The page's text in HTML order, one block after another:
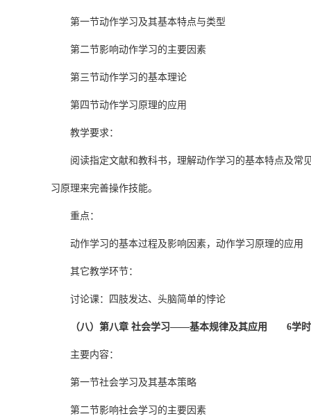
第一节动作学习及其基本特点与类型
第二节影响动作学习的主要因素
第三节动作学习的基本理论
第四节动作学习原理的应用
教学要求：
阅读指定文献和教科书，理解动作学习的基本特点及
习原理来完善操作技能。
重点：
动作学习的基本过程及影响因素，动作学习原理的应用
其它教学环节：
讨论课：四肢发达、头脑简单的悖论
（八）第八章 社会学习——基本规律及其应用 6学时
主要内容：
第一节社会学习及其基本策略
第二节影响社会学习的主要因素